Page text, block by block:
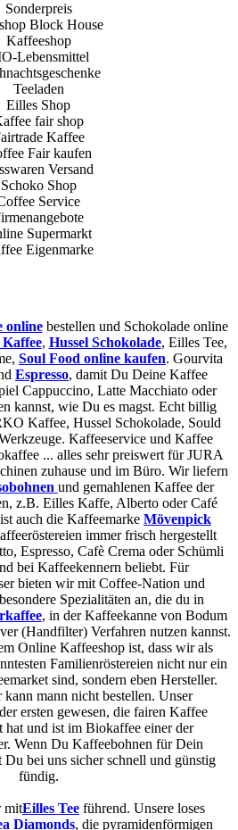
Sonderpreis
Block House
Kaffeeshop
Lebensmittel
Teeladen
Eilles Shop
fair shop
Kaffee
Fair kaufen
Versand
Schoko Shop
Service
Supermarkt
Eigenmarke
online bestellen und Schokolade online
, Hussel Schokolade, Eilles Tee,
Soul Food online kaufen. Gourvita
Espresso, damit Du Deine Kaffee
Cappuccino, Latte Macchiato oder
kannst, wie Du es magst. Echt billig
Kaffee, Hussel Schokolade, Sould
Kaffeeservice und Kaffee
... alles sehr preiswert für JURA
zuhause und im Büro. Wir liefern
und gemahlenen Kaffee der
z.B. Eilles Kaffe, Alberto oder Café
auch die Kaffeemarke Mövenpick
immer frisch hergestellt
Espresso, Cafè Crema oder Schümli
bei Kaffeekennern beliebt. Für
bieten wir mit Coffee-Nation und
Spezialitäten an, die du in
, in der Kaffeekanne von Bodum
(Handfilter) Verfahren nutzen kannst.
Online Kaffeeshop ist, dass wir als
Familienröstereien nicht nur ein
sind, sondern eben Hersteller.
mann nicht bestellen. Unser
ersten gewesen, die fairen Kaffee
hat und ist im Biokaffee einer der
Wenn Du Kaffeebohnen für Dein
bei uns sicher schnell und günstig
fündig.
mitEilles Tee führend. Unsere loses
Diamonds, die pyramidenförmigen